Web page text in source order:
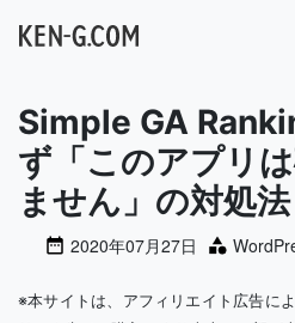
メインナビゲー
Simple GA
ず「このアプリ
ません」の対処法
2020年07月27日
※本サイトは、アフィリエイト広告に